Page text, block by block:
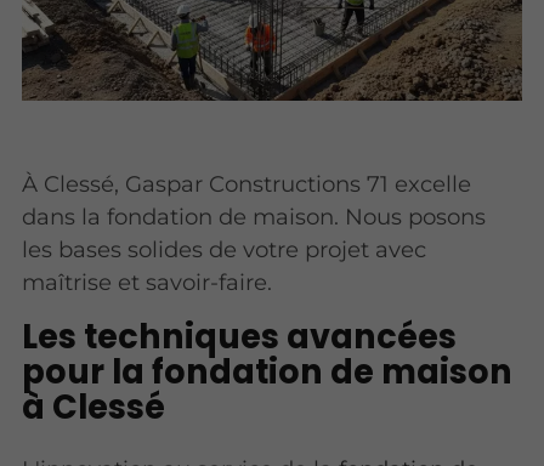
À Clessé, Gaspar Constructions 71 excelle
dans la fondation de maison. Nous posons
les bases solides de votre projet avec
maîtrise et savoir-faire.
Les techniques avancées
pour la fondation de maison
à Clessé